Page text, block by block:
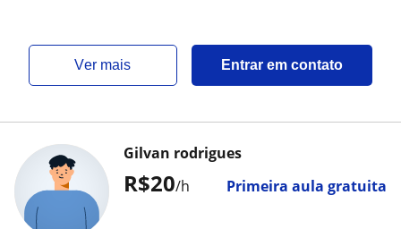
ver mais Entrar em contato
R$20/h Primeira aula gratuita
Gilvan rodrigues